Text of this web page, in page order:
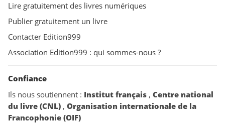
Lire gratuitement des livres numériques
Publier gratuitement un livre
Contacter Edition999
Association Edition999 : qui sommes-nous ?
Confiance
Ils nous soutiennent : Institut français , Centre national
du livre (CNL) , Organisation internationale de la
Francophonie (OIF)